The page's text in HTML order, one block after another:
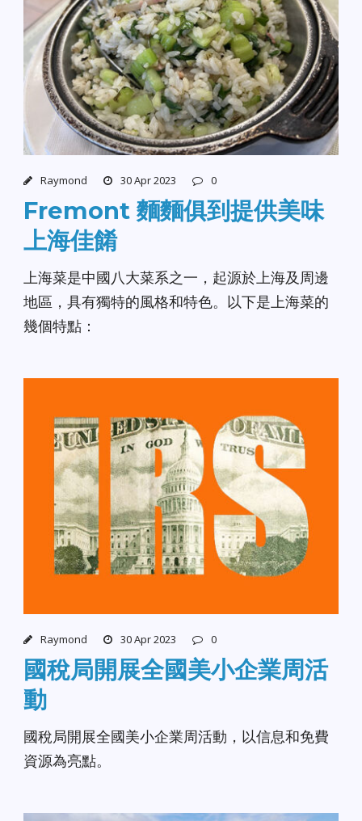
Raymond 30 Apr 2023 0
Fremont 麵麵俱到提供美味
上海佳餚
上海菜是中國八大菜系之一，起源於上海及周邊
地區，具有獨特的風格和特色。以下是上海菜的
幾個特點：
Raymond 30 Apr 2023 0
國稅局開展全國美小企業周活
動
國稅局開展全國美小企業周活動，以信息和免費
資源為亮點。